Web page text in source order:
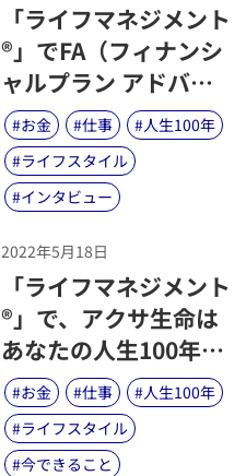
​「ライフマネジメント
®」でFA（フィナンシ
ャルプラン アドバイ
ザー）と叶えるあなた
の夢と未来。
#お金 #仕事 #人生100年
#ライフスタイル
#インタビュー
2022年5月18日
​「ライフマネジメント
®」で、アクサ生命は
あなたの人生100年時
代をサポートします
～「ライフマネジメン
ト®︎」とは？～
#お金 #仕事 #人生100年
#ライフスタイル
#今できること